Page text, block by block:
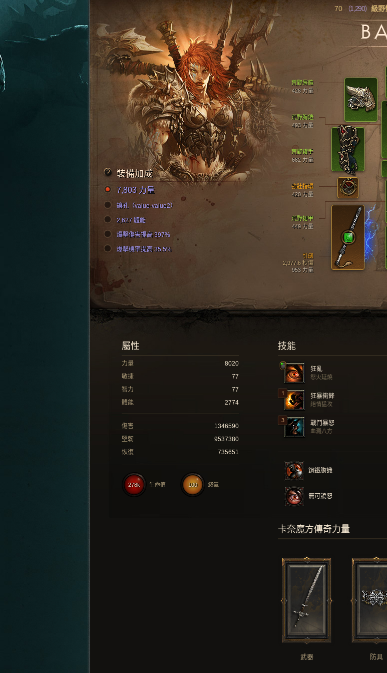
70 （1,290）級野
荒野胸鎧
493 力量
荒野護手
682 力量
荒野肩鎧
428 力量
荒野裙甲
449 力量
引劍
2,977.6 秒傷
953 力量
強壯指環
420 力量
裝備加成
7,803 力量
鑲孔（value-value2）
2,627 體能
爆擊傷害提高 397%
爆擊機率提高 35.5%
技能
狂亂
怒火延燒
狂暴衝鋒
絕情猛攻
戰鬥暴怒
血濺八方
鋼鐵膽識
無可饒恕
屬性
力量
8020
敏捷
77
智力
77
體能
2774
傷害
1346590
堅韌
9537380
恢復
735651
100 怒氣
278k 生命值
卡奈魔方傳奇力量
武器 防具